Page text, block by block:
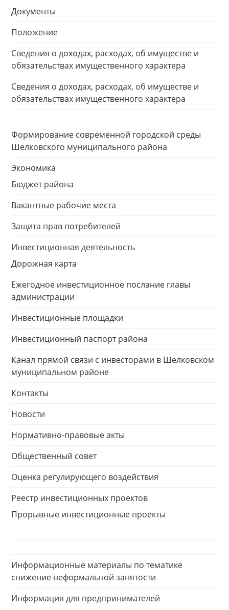
Документы
Положение
Сведения о доходах, расходах, об имуществе и
обязательствах имущественного характера
Сведения о доходах, расходах, об имуществе и
обязательствах имущественного характера
Формирование современной городской среды
Шелковского муниципального района
Экономика
Бюджет района
Вакантные рабочие места
Защита прав потребителей
Инвестиционная деятельность
Дорожная карта
Ежегодное инвестиционное послание главы
администрации
Инвестиционные площадки
Инвестиционный паспорт района
Канал прямой связи с инвесторами в Шелковском
муниципальном районе
Контакты
Новости
Нормативно-правовые акты
Общественный совет
Оценка регулирующего воздействия
Реестр инвестиционных проектов
Прорывные инвестиционные проекты
Информационные материалы по тематике
снижение неформальной занятости
Информация для предпринимателей